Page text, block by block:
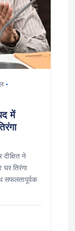
में
ने
घर तिरंगा
सफलतापूर्वक